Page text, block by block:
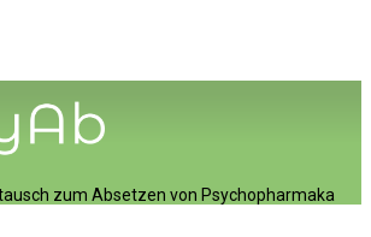
zum Absetzen von Psychopharmaka